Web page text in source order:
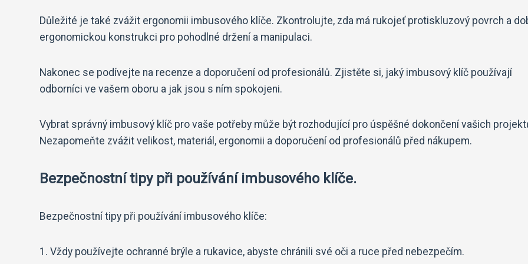
Důležité je také zvážit ergonomii imbusového klíče. Zkontrolujte, zda má rukojeť protiskluzový povrch a
ergonomickou konstrukci pro pohodlné držení a manipulaci.
Nakonec se podívejte na recenze a doporučení od profesionálů. Zjistěte si, jaký imbusový klíč používají
odborníci ve vašem oboru a jak jsou s ním spokojeni.
Vybrat správný imbusový klíč pro vaše potřeby může být rozhodující pro úspěšné dokončení vašich
Nezapomeňte zvážit velikost, materiál, ergonomii a doporučení od profesionálů před nákupem.
Bezpečnostní tipy při používání imbusového klíče.
Bezpečnostní tipy při používání imbusového klíče:
1. Vždy používejte ochranné brýle a rukavice, abyste chránili své oči a ruce před nebezpečím.